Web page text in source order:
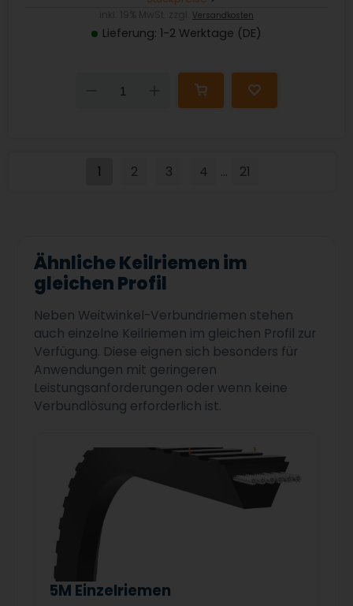
Versandkosten
Lieferung: 1-2 Werktage (DE)
Down
1 2 3 4 ... 21
Ähnliche Keilriemen im
gleichen Profil
Neben Weitwinkel-Verbundriemen stehen
auch einzelne Keilriemen im gleichen Profil zur
Verfügung. Diese eignen sich besonders für
Anwendungen mit geringeren
Leistungsanforderungen oder wenn keine
Verbundlösung erforderlich ist.
5M Einzelriemen